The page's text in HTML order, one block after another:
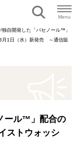
Menu
独自開発した「パセノール™」
月1日（水）新発売 ～通信販
ール™」配合の
ストウォッシ